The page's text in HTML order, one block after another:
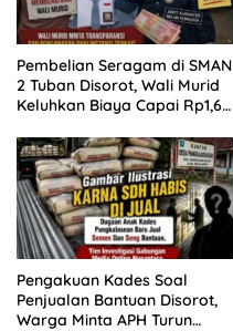
Pembelian Seragam di SMAN
2 Tuban Disorot, Wali Murid
Keluhkan Biaya Capai Rp1,6
Pengakuan Kades Soal
Penjualan Bantuan Disorot,
Warga Minta APH Turun